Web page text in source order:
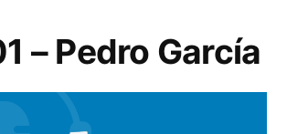
– Pedro García